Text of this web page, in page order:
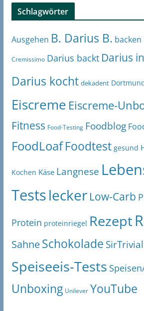
Schlagwörter
Ausgehen B. Darius B. backen
Cremissimo Darius backt Darius
Darius kocht dekadent
Eiscreme Eiscreme-
Fitness Food-Testing Foodblog
FoodLoaf Foodtest gesund
Kochen Käse Langnese
Testslecker Low-Carb
Protein proteinriegel Rezept
SahneSchokolade SirTrivial
Speiseeis-Tests
Unboxing Unilever YouTube